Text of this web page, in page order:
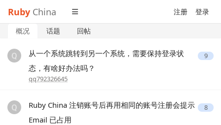
Ruby China 注册 登录
概况 话题 回帖
从一个系统跳转到另一个系统，需要保持登录状
态，有啥好办法吗？
qq792326645
9
Ruby China 注销账号后再用相同的账号注册会提示
Email 已占用
8